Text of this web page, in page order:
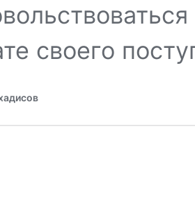
своего